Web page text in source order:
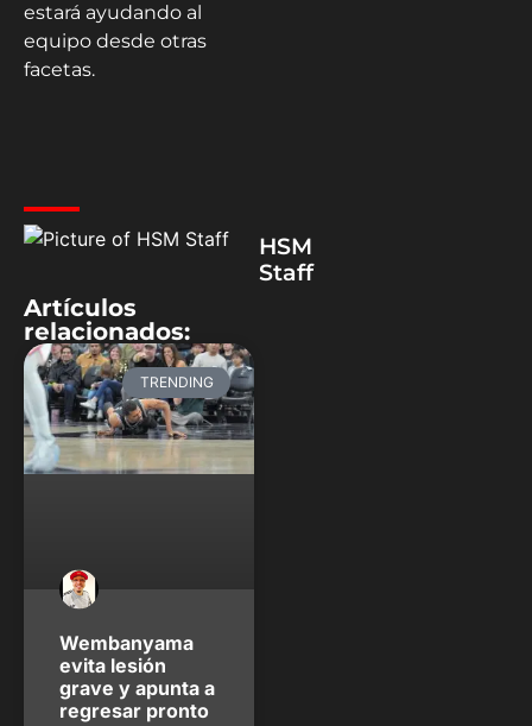
estará ayudando al
equipo desde otras
facetas.
HSM
Staff
Artículos
relacionados:
TRENDING
Wembanyama
evita lesión
grave y apunta a
regresar pronto